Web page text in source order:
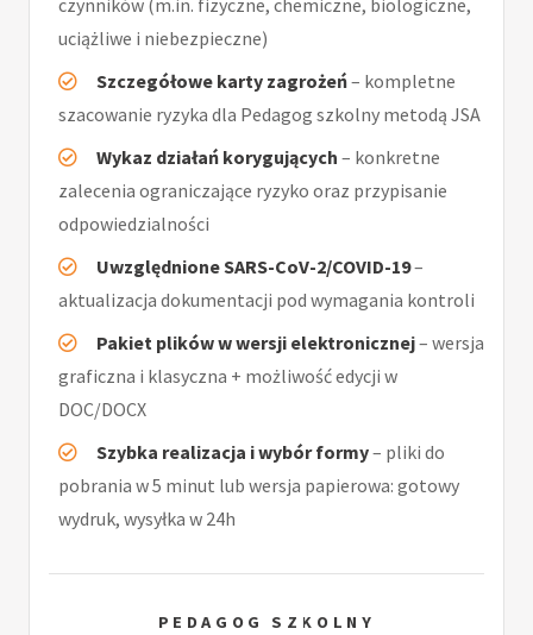
czynników (m.in. fizyczne, chemiczne, biologiczne,
uciążliwe i niebezpieczne)
Szczegółowe karty zagrożeń– kompletne
szacowanie ryzyka dla Pedagog szkolny metodą JSA
Wykaz działań korygujących – konkretne
zalecenia ograniczające ryzyko oraz przypisanie
odpowiedzialności
Uwzględnione SARS-CoV-2/COVID-19–
aktualizacja dokumentacji pod wymagania kontroli
Pakiet plików w wersji elektronicznej– wersja
graficzna i klasyczna + możliwość edycji w
DOC/DOCX
Szybka realizacja i wybór formy– pliki do
pobrania w 5 minut lub wersja papierowa: gotowy
wydruk, wysyłka w 24h
PEDAGOG SZKOLNY